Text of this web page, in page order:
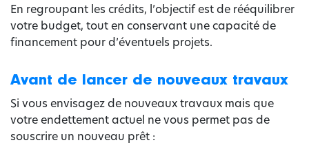
En regroupant les crédits, l’objectif est de rééquilibrer
votre budget, tout en conservant une capacité de
financement pour d’éventuels projets.
Avant de lancer de nouveaux travaux
Si vous envisagez de nouveaux travaux mais que
votre endettement actuel ne vous permet pas de
souscrire un nouveau prêt :